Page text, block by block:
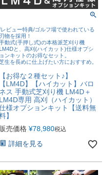
ビュー特典/ゴルフ場で使われている
刃物を採用！
動式(手押し式)の本格派芝刈り機
LM4Dと、高刈(ハイカット)仕様オプシ
ョンキットのお得なセット。
生を長めに仕上げたい方におすすめ。
【お得な２種セット♪】
【LM4D】【ハイカット】バロ
ネス 手動式芝刈り機 LM4D＋
LM4D専用 高刈（ハイカット）
様オプションキット【送料無
】
販売価格 ¥78,980税込
詳細を見る